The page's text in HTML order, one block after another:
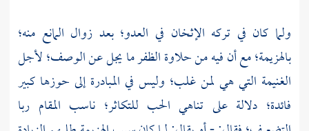
ولما كان في تركه الإثخان في العدو؛ بعد زوال المانع منه؛
بالهزيمة؛ مع أن فيه من حلاوة الظفر ما يجل عن الوصف؛ لأجل
الغنيمة التي هي لمن غلب؛ وليس في المبادرة إلى حوزها كبير
فائدة؛ دلالة على تناهي الحب للتكاثر؛ ناسب المقام ربا